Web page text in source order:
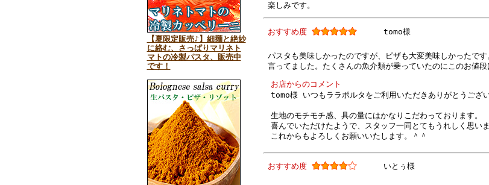
【夏限定販売♪】細麺と絶妙
に絡む、さっぱりマリネト
マトの冷製パスタ、販売中
です！
楽しみです。
おすすめ度 tomo様
パスタも美味しかったのですが、ピザも大変美味しかったで
言ってました。たくさんの魚介類が乗っていたのにこのお値段
お店からのコメント
tomo様 いつもララポルタをご利用いただきありがとうござ
生地のモチモチ感、具の量にはかなりこだわっております。
喜んでいただけたようで、スタッフ一同とてもうれしく思いま
これからもよろしくお願いいたします。＾＾
おすすめ度 いとぅ様